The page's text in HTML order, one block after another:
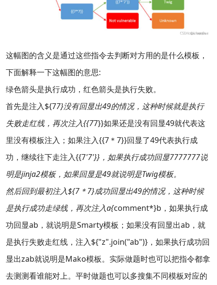
这幅图的含义是通过这些指令去判断对方用的是什么模板，
下面解释一下这幅图的意思:
绿色箭头是执行成功，红色箭头是执行失败。
首先是注入${77}没有回显出49的情况，这种时候就是执行
失败走红线，再次注入{{77}}如果还是没有回显49就代表这
里没有模板注入；如果注入{{7＊7}}回显了49代表执行成
功，继续往下走注入{{7'7'}}，如果执行成功回显7777777说
明是jinja2模板，如果回显是49就说明是Twig模板。
然后回到最初注入${7＊7}成功回显出49的情况，这种时候
是执行成功走绿线，再次注入a{comment*}b，如果执行成
功回显ab，就说明是Smarty模板；如果没有回显出ab，就
是执行失败走红线，注入${"z".join("ab")}，如果执行成功回
显出zab就说明是Mako模板。实际做题时也可以把指令都拿
去测测看谁能对上。平时做题也可以多搜集不同模板对应的